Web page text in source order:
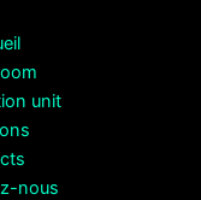
unit
nous